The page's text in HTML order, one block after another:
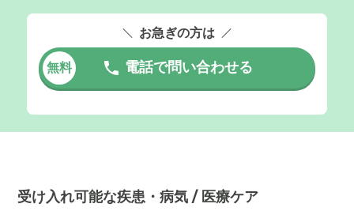
お急ぎの方は
無料 電話で問い合わせる
受け入れ可能な疾患・病気 / 医療ケア